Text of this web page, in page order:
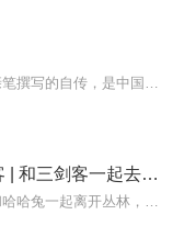
丛林大反攻1：森林三剑客 | 和三剑客一起去丛林冒险